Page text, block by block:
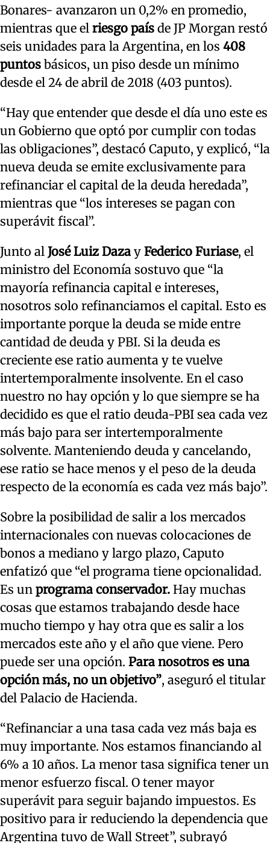
Bonares- avanzaron un 0,2% en promedio,
mientras que el riesgo país de JP Morgan restó
seis unidades para la Argentina, en los 408
puntos básicos, un piso desde un mínimo
desde el 24 de abril de 2018 (403 puntos).
“Hay que entender que desde el día uno este es
un Gobierno que optó por cumplir con todas
las obligaciones”, destacó Caputo, y explicó, “la
nueva deuda se emite exclusivamente para
refinanciar el capital de la deuda heredada”,
mientras que “los intereses se pagan con
superávit fiscal”.
Junto al José Luiz Daza y Federico Furiase, el
ministro del Economía sostuvo que “la
mayoría refinancia capital e intereses,
nosotros solo refinanciamos el capital. Esto es
importante porque la deuda se mide entre
cantidad de deuda y PBI. Si la deuda es
creciente ese ratio aumenta y te vuelve
intertemporalmente insolvente. En el caso
nuestro no hay opción y lo que siempre se ha
decidido es que el ratio deuda-PBI sea cada vez
más bajo para ser intertemporalmente
solvente. Manteniendo deuda y cancelando,
ese ratio se hace menos y el peso de la deuda
respecto de la economía es cada vez más bajo”.
Sobre la posibilidad de salir a los mercados
internacionales con nuevas colocaciones de
bonos a mediano y largo plazo, Caputo
enfatizó que “el programa tiene opcionalidad.
Es un programa conservador. Hay muchas
cosas que estamos trabajando desde hace
mucho tiempo y hay otra que es salir a los
mercados este año y el año que viene. Pero
puede ser una opción. Para nosotros es una
opción más, no un objetivo”, aseguró el titular
del Palacio de Hacienda.
“Refinanciar a una tasa cada vez más baja es
muy importante. Nos estamos financiando al
6% a 10 años. La menor tasa significa tener un
menor esfuerzo fiscal. O tener mayor
superávit para seguir bajando impuestos. Es
positivo para ir reduciendo la dependencia que
Argentina tuvo de Wall Street”, subrayó